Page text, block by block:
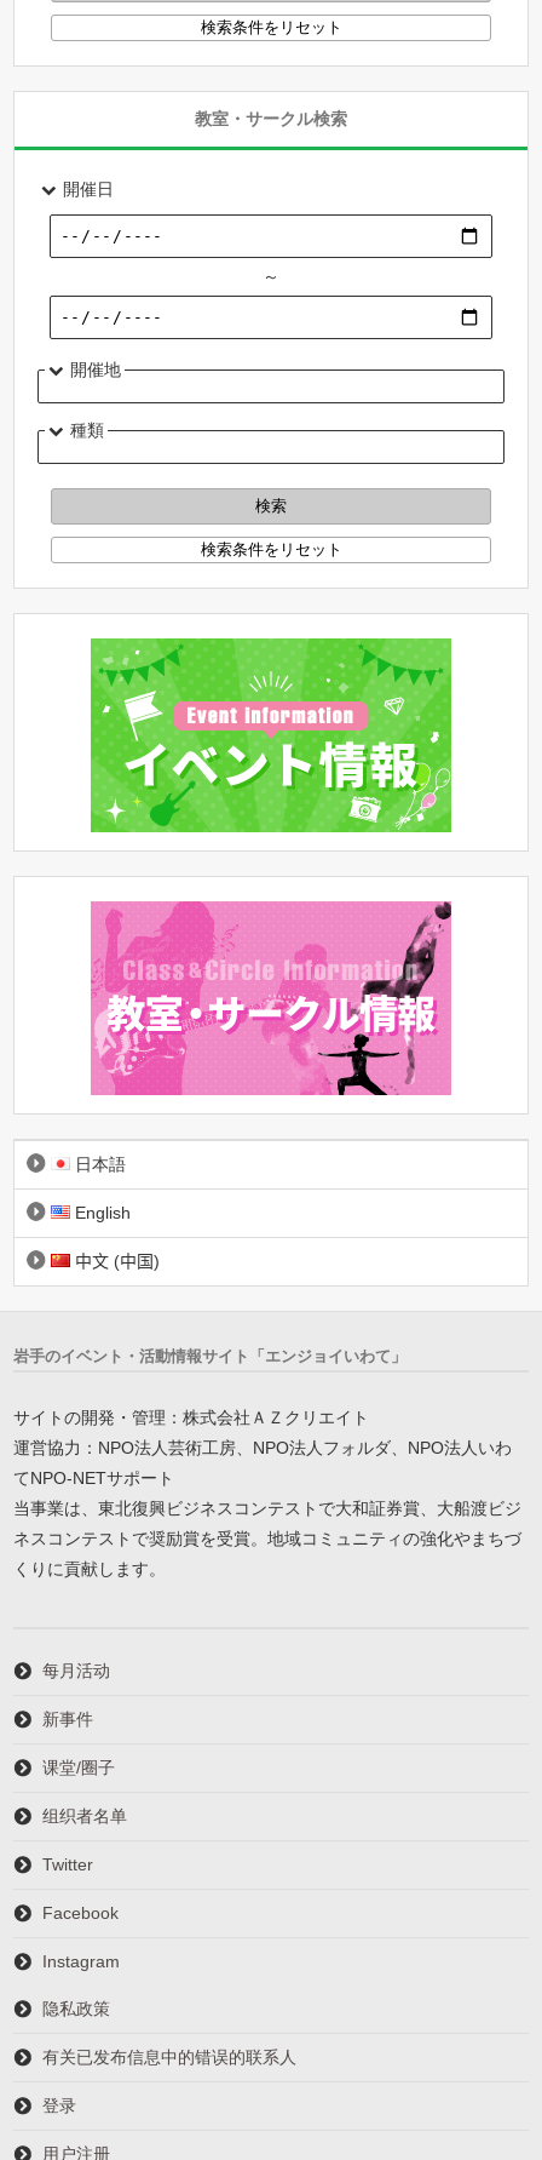
教室・サークル検索
開催日
～
開催地
種類
日本語
English
中文 (中国)
岩手のイベント・活動情報サイト「エンジョイいわて」
サイトの開発・管理：株式会社ＡＺクリエイト
運営協力：NPO法人芸術工房、NPO法人フォルダ、NPO法人いわ
てNPO-NETサポート
当事業は、東北復興ビジネスコンテストで大和証券賞、大船渡ビジ
ネスコンテストで奨励賞を受賞。地域コミュニティの強化やまちづ
くりに貢献します。
每月活动
新事件
课堂/圈子
组织者名单
Twitter
Facebook
Instagram
隐私政策
有关已发布信息中的错误的联系人
登录
用户注册